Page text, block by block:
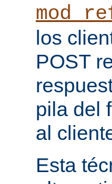
los
POST
pila del
al
Esta